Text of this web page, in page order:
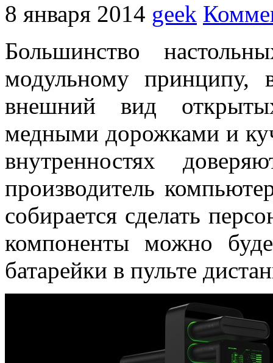
8 января 2014 geek
Большинство
модульному принципу,
внешний вид
медными дорожками и
внутренностях
производитель
собирается сделать
компоненты можно
батарейки в пульте